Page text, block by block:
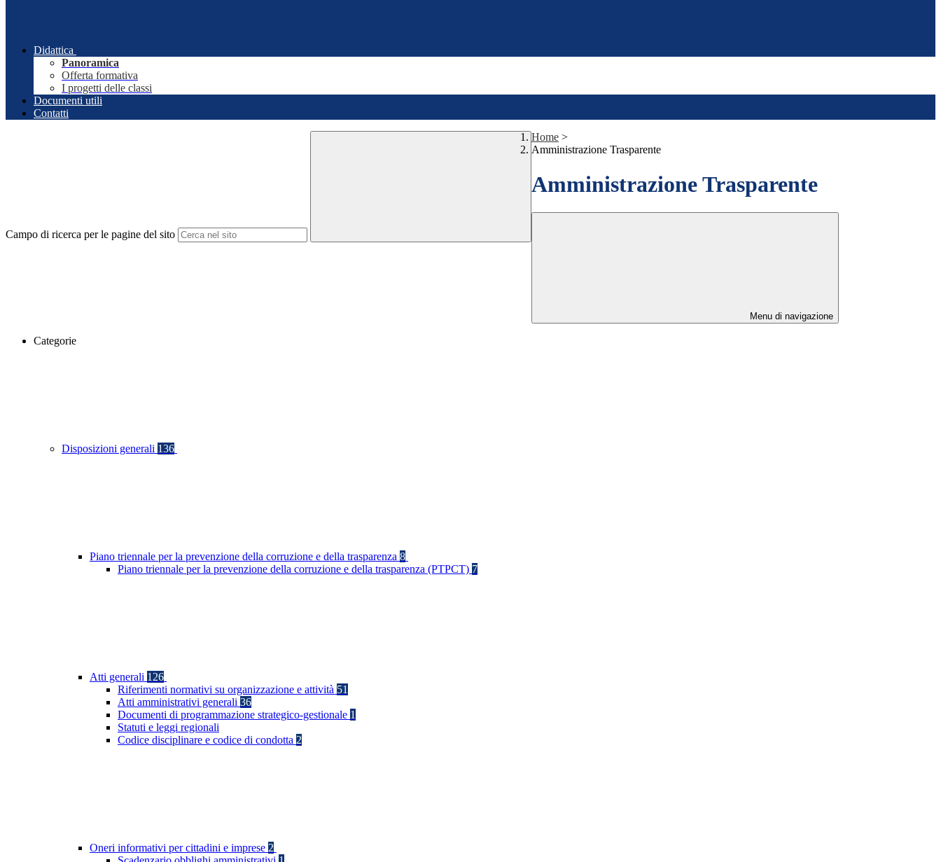
Didattica
Panoramica
Offerta formativa
I progetti delle classi
Documenti utili
Contatti
Campo di ricerca per le pagine del sito
Home >
Amministrazione Trasparente
Amministrazione Trasparente
Menu di navigazione
Categorie
Disposizioni generali 136
Piano triennale per la prevenzione della corruzione e della trasparenza 8
Piano triennale per la prevenzione della corruzione e della trasparenza (PTPCT) 7
Atti generali 126
Riferimenti normativi su organizzazione e attività 51
Atti amministrativi generali 36
Documenti di programmazione strategico-gestionale 1
Statuti e leggi regionali
Codice disciplinare e codice di condotta 2
Oneri informativi per cittadini e imprese 2